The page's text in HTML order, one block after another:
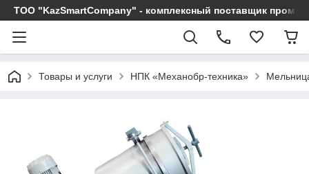
ТОО "KazSmartCompany" - комплексный поставщик
Товары и услуги НПК «Механобр-техника»